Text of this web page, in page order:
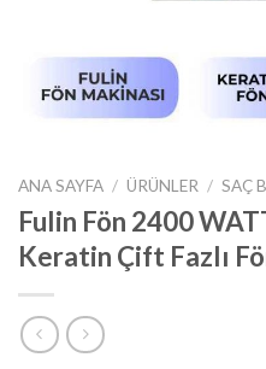
ANA SAYFA / ÜRÜNLER / SAÇ
Fulin Fön 2400
Keratin Çift Fazlı